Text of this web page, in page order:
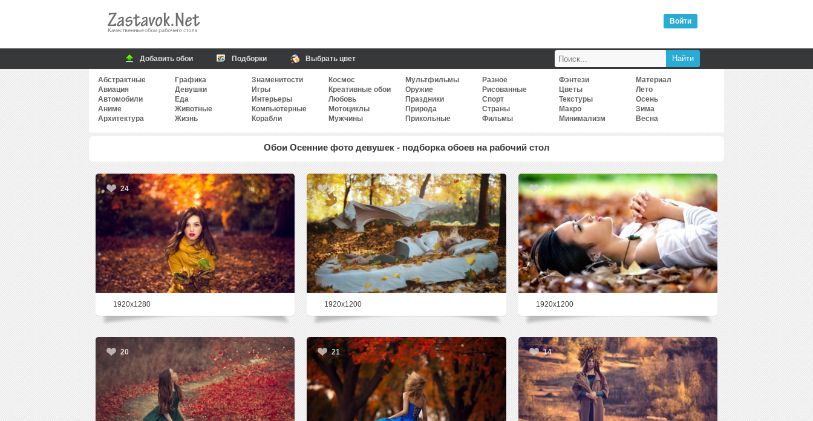
Войти
Добавить обои Подборки Выбрать цвет
Абстрактные
Авиация
Автомобили
Аниме
Архитектура
Графика
Девушки
Еда
Животные
Жизнь
Знаменитости
Игры
Интерьеры
Компьютерные
Корабли
Космос
Креативные обои
Любовь
Мотоциклы
Мужчины
Мультфильмы
Оружие
Праздники
Природа
Прикольные
Разное
Рисованные
Спорт
Страны
Фильмы
Фэнтези
Цветы
Текстуры
Макро
Минимализм
Материал
Лето
Осень
Зима
Весна
Обои Осенние фото девушек - подборка обоев на рабочий стол
24
1920x1280
110
1920x1200
24
1920x1200
20 21 14